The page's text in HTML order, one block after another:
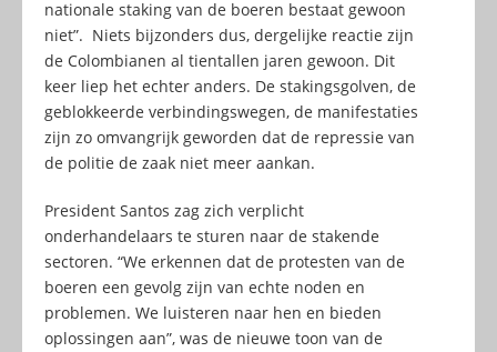
nationale staking van de boeren bestaat gewoon
niet”. Niets bijzonders dus, dergelijke reactie zijn
de Colombianen al tientallen jaren gewoon. Dit
keer liep het echter anders. De stakingsgolven, de
geblokkeerde verbindingswegen, de manifestaties
zijn zo omvangrijk geworden dat de repressie van
de politie de zaak niet meer aankan.
President Santos zag zich verplicht
onderhandelaars te sturen naar de stakende
sectoren. “We erkennen dat de protesten van de
boeren een gevolg zijn van echte noden en
problemen. We luisteren naar hen en bieden
oplossingen aan”, was de nieuwe toon van de